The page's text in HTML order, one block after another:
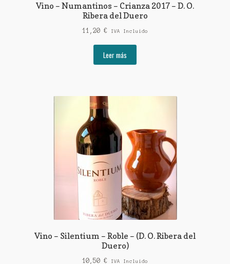
Vino – Numantinos – Crianza 2017 – D. O.
Ribera del Duero
11,20 € IVA Incluido
Leer más
Vino – Silentium – Roble – (D. O. Ribera del
Duero)
10,50 € IVA Incluido